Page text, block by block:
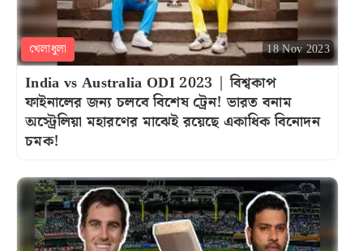
খেলাধুলা 18 Nov 2023
India vs Australia ODI 2023 | বিশ্বকাপ
ফাইনালের জন্য চলবে বিশেষ ট্রেন! ভারত বনাম
অস্ট্রেলিয়া মহারণের মাঝেই রয়েছে একাধিক বিনোদন
চমক!